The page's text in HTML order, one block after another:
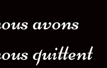
avons
quittent